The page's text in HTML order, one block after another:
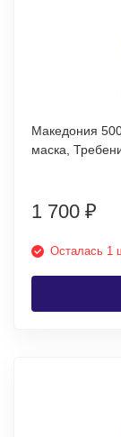
Македония
маска,
1 700 ₽
Осталась 1